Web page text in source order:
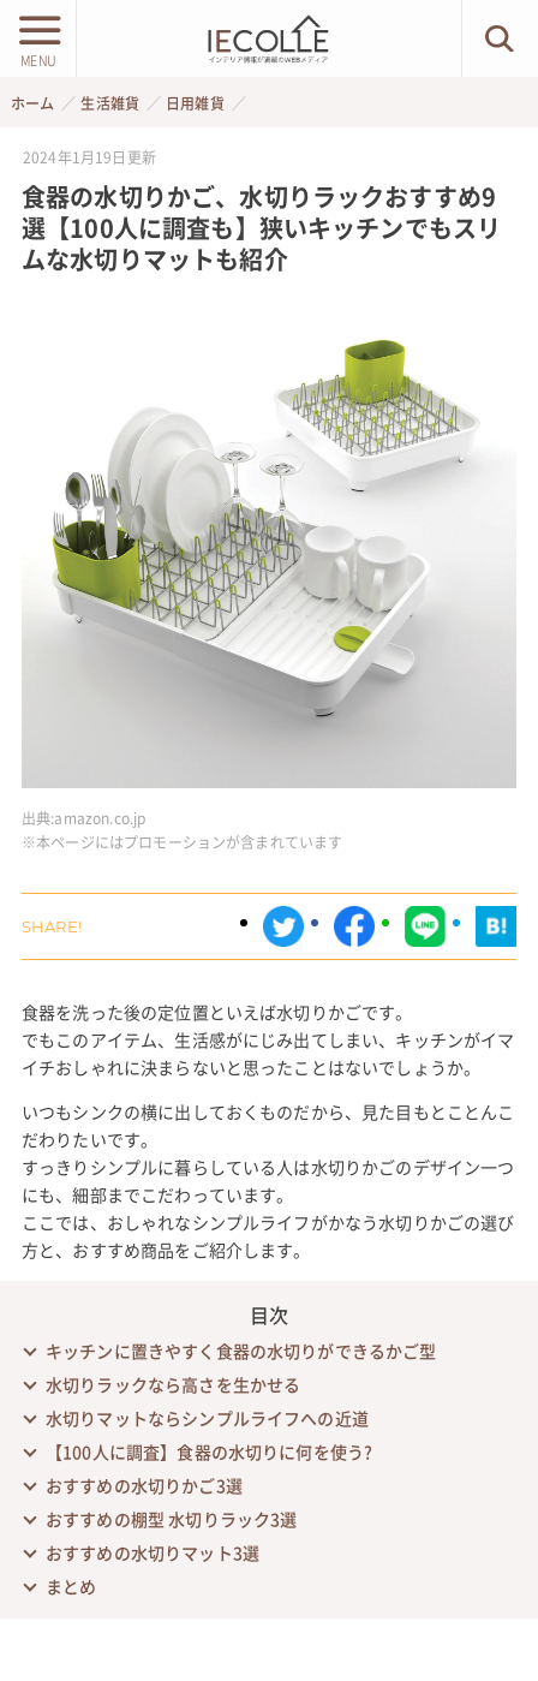
MENU
ホーム 生活雑貨 日用雑貨
2024年1月19日 更新
食器の水切りかご、水切りラックおすすめ9
選【100人に調査も】狭いキッチンでもスリ
ムな水切りマットも紹介
出典:amazon.co.jp
※本ページにはプロモーションが含まれています
食器を洗った後の定位置といえば水切りかごです。
でもこのアイテム、生活感がにじみ出てしまい、キッチンがイマ
イチおしゃれに決まらないと思ったことはないでしょうか。
いつもシンクの横に出しておくものだから、見た目もとことんこ
だわりたいです。
すっきりシンプルに暮らしている人は水切りかごのデザイン一つ
にも、細部までこだわっています。
ここでは、おしゃれなシンプルライフがかなう水切りかごの選び
方と、おすすめ商品をご紹介します。
目次
キッチンに置きやすく食器の水切りができるかご型
水切りラックなら高さを生かせる
水切りマットならシンプルライフへの近道
【100人に調査】食器の水切りに何を使う?
おすすめの水切りかご3選
おすすめの棚型 水切りラック3選
おすすめの水切りマット3選
まとめ